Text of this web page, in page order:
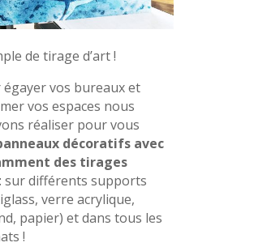
de tirage d’art !
égayer vos bureaux et
vos espaces nous
réaliser pour vous
décoratifs avec
des tirages
sur différents supports
verre acrylique,
papier) et dans tous les
!